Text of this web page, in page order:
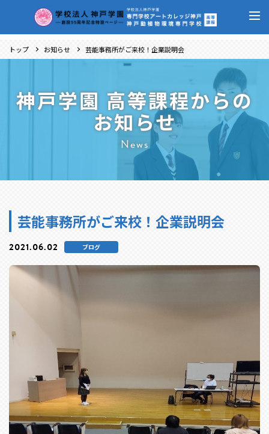
トップ お知らせ 芸能事務所がご来校！企業説明会
神戸学園 高等課程からの
お知らせ
News
芸能事務所がご来校！企業説明会
2021.06.02 ブログ